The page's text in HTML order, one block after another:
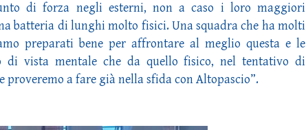
di forza negli esterni, non a caso i loro maggiori
batteria di lunghi molto fisici. Una squadra che ha molti
preparati bene per affrontare al meglio questa e le
di vista mentale che da quello fisico, nel tentativo di
proveremo a fare già nella sfida con Altopascio”.